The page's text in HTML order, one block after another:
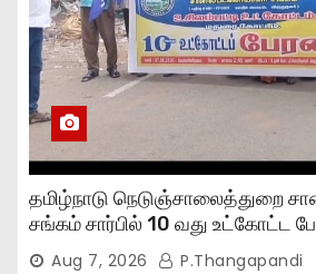
தமிழ்நாடு நெடுஞ்சாலைத்துறை
சங்கம் சார்பில் 10 வது உட்கோட்ட
Aug 7, 2026 P.Thangapandi